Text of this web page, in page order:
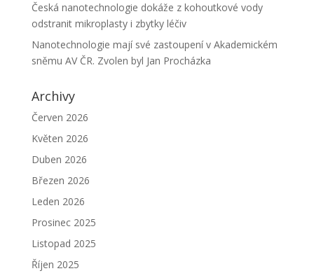
Česká nanotechnologie dokáže z kohoutkové vody
odstranit mikroplasty i zbytky léčiv
Nanotechnologie mají své zastoupení v Akademickém
sněmu AV ČR. Zvolen byl Jan Procházka
Archivy
Červen 2026
Květen 2026
Duben 2026
Březen 2026
Leden 2026
Prosinec 2025
Listopad 2025
Říjen 2025